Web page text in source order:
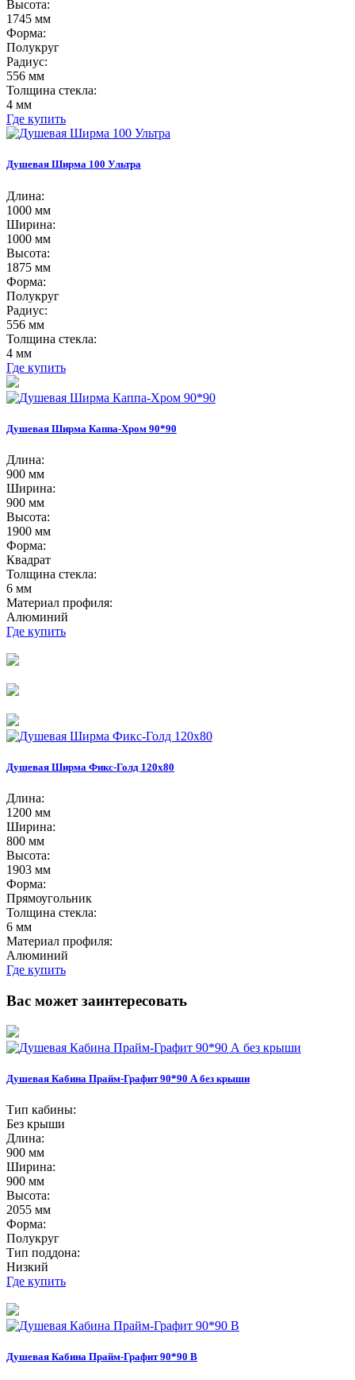
Высота:
1745 мм
Форма:
Полукруг
Радиус:
556 мм
Толщина стекла:
4 мм
Где купить
Душевая Ширма 100 Ультра
Длина:
1000 мм
Ширина:
1000 мм
Высота:
1875 мм
Форма:
Полукруг
Радиус:
556 мм
Толщина стекла:
4 мм
Где купить
Душевая Ширма Каппа-Хром 90*90
Длина:
900 мм
Ширина:
900 мм
Высота:
1900 мм
Форма:
Квадрат
Толщина стекла:
6 мм
Материал профиля:
Алюминий
Где купить
Душевая Ширма Фикс-Голд 120х80
Длина:
1200 мм
Ширина:
800 мм
Высота:
1903 мм
Форма:
Прямоугольник
Толщина стекла:
6 мм
Материал профиля:
Алюминий
Где купить
Вас может заинтересовать
Душевая Кабина Прайм-Графит 90*90 А без крыши
Тип кабины:
Без крыши
Длина:
900 мм
Ширина:
900 мм
Высота:
2055 мм
Форма:
Полукруг
Тип поддона:
Низкий
Где купить
Душевая Кабина Прайм-Графит 90*90 В